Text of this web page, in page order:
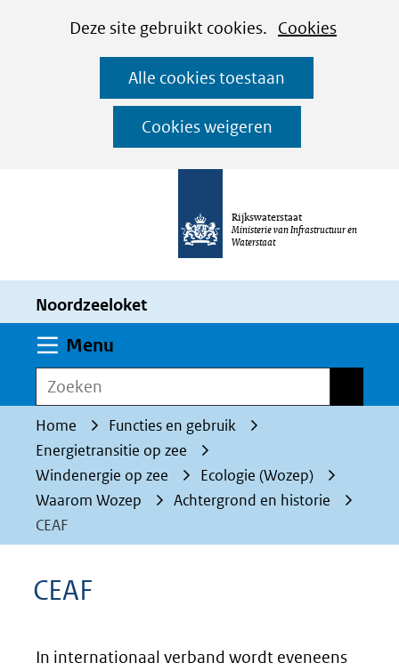
CookiesDeze site gebruikt cookies. Cookies
worden
toegestaan
geweigerd.
Alle cookies toestaan
Cookies weigeren
Ga
naar
de
inhoud
Rijkswaterstaat
Ministerie van Infrastructuur en
Waterstaat
Noordzeeloket
Menu
Zoeken
Home
Functies en gebruik
Energietransitie op zee
Windenergie op zee
Ecologie (Wozep)
Waarom Wozep
Achtergrond en historie
CEAF
CEAF
In internationaal verband wordt eveneens